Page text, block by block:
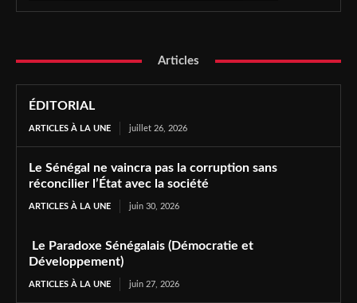
Articles
ÉDITORIAL
ARTICLES À LA UNE juillet 26, 2026
Le Sénégal ne vaincra pas la corruption sans
réconcilier l’État avec la société
ARTICLES À LA UNE juin 30, 2026
Le Paradoxe Sénégalais (Démocratie et
Développement)
ARTICLES À LA UNE juin 27, 2026